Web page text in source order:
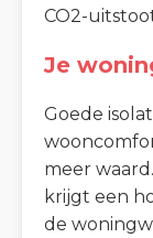
CO2-
Je
Goede
meer
krijgt een
de